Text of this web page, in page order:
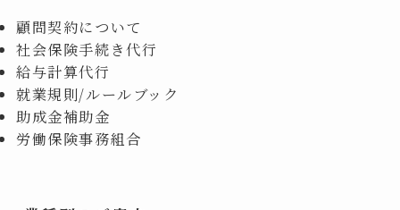
顧問契約について
社会保険手続き代行
給与計算代行
就業規則/ルールブック
助成金補助金
労働保険事務組合